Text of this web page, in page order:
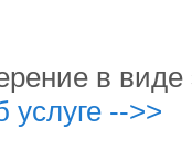
в виде
услуге -->>